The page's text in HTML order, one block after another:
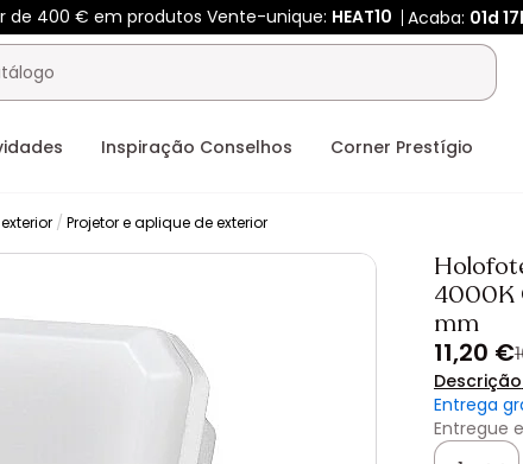
de 400 € em produtos Vente-unique: HEAT10 Acaba: 01d
Inspiração Conselhos Corner Prestígio
Projetor e aplique de exterior
4000K
mm
11,20 €
Descrição
Entrega
Entregue